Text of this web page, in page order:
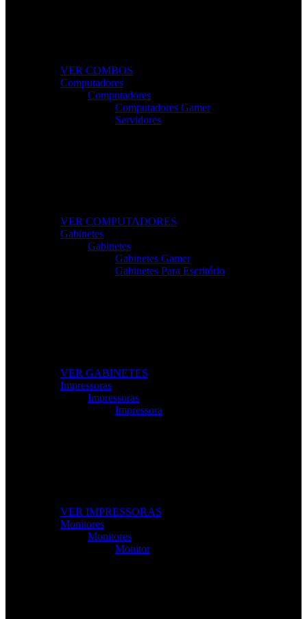
VER COMBOS
Computadores
Computadores
Computadores Gamer
Servidores
VER COMPUTADORES
Gabinetes
Gabinetes
Gabinetes Gamer
Gabinetes Para Escritório
VER GABINETES
Impressoras
Impressoras
Impressora
VER IMPRESSORAS
Monitores
Monitores
Monitor